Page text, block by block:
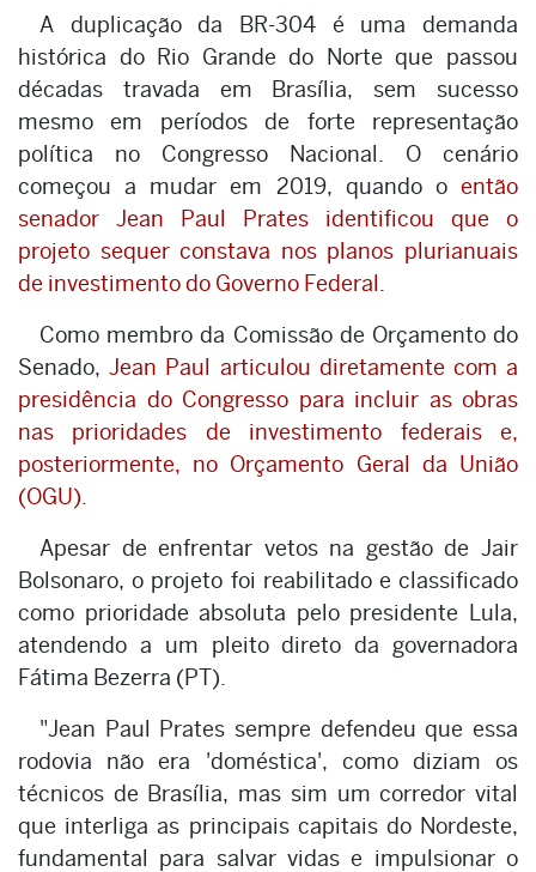
A duplicação da BR-304 é uma demanda
histórica do Rio Grande do Norte que passou
décadas travada em Brasília, sem sucesso
mesmo em períodos de forte representação
política no Congresso Nacional. O cenário
começou a mudar em 2019, quando o então
senador Jean Paul Prates identificou que o
projeto sequer constava nos planos plurianuais
de investimento do Governo Federal
Como membro da Comissão de Orçamento do
Senado,Jean Paul articulou diretamente com a
presidência do Congresso para incluir as obras
nas prioridades de investimento federais e,
posteriormente, no Orçamento Geral da União
(OGU)
Apesar de enfrentar vetos na gestão de Jair
Bolsonaro, o projeto foi reabilitado e classificado
como prioridade absoluta pelo presidente Lula,
atendendo a um pleito direto da governadora
Fátima Bezerra (PT).
"Jean Paul Prates sempre defendeu que essa
rodovia não era 'doméstica', como diziam os
técnicos de Brasília, mas sim um corredor vital
que interliga as principais capitais do Nordeste,
fundamental para salvar vidas e impulsionar o